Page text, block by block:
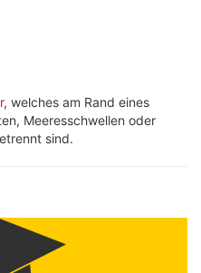
, welches am Rand eines
Meeresschwellen oder
sind.